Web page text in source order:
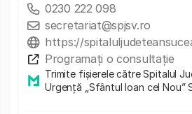
0230 222 098
secretariat@spjsv.ro
https://
Programați o consultație
Trimite fișierele către Spitalul
Urgență „Sfântul Ioan cel Nou”